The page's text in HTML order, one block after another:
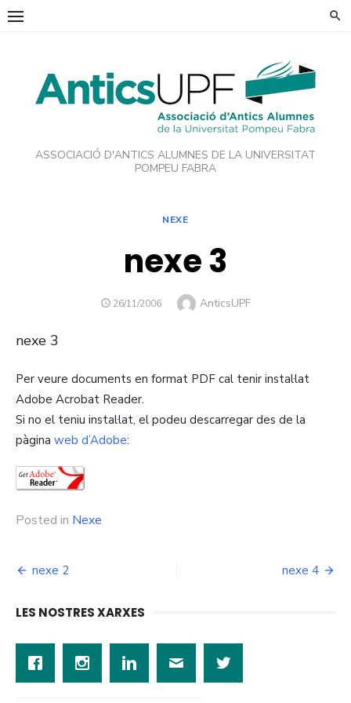
Skip
ASSOCIACIÓ D'ANTICS ALUMNES DE LA UNIVERSITAT
POMPEU FABRA
NEXE
nexe 3
POSTED
26/11/2006 Author
AnticsUPF
nexe 3
Per veure documents en format PDF cal tenir instal·lat
Adobe Acrobat Reader.
Si no el teniu instal·lat, el podeu descarregar des de la
pàgina web d’Adobe:
Posted in Nexe
Navegació
d'entrades
nexe 2 nexe 4
LES NOSTRES XARXES